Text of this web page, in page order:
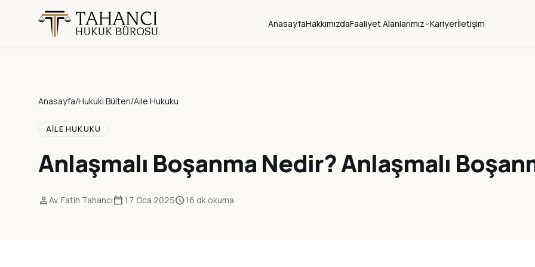
AnasayfaHakkımızdaFaaliyet Alanlarımız Kariyerİletişim
Anasayfa/Hukuki Bülten/Aile Hukuku
AILE HUKUKU
Anlaşmalı Boşanma Nedir? Anlaşmalı
personAv. Fatih Tahancıcalendar_today 17 Oca 2025schedule16 dk okuma